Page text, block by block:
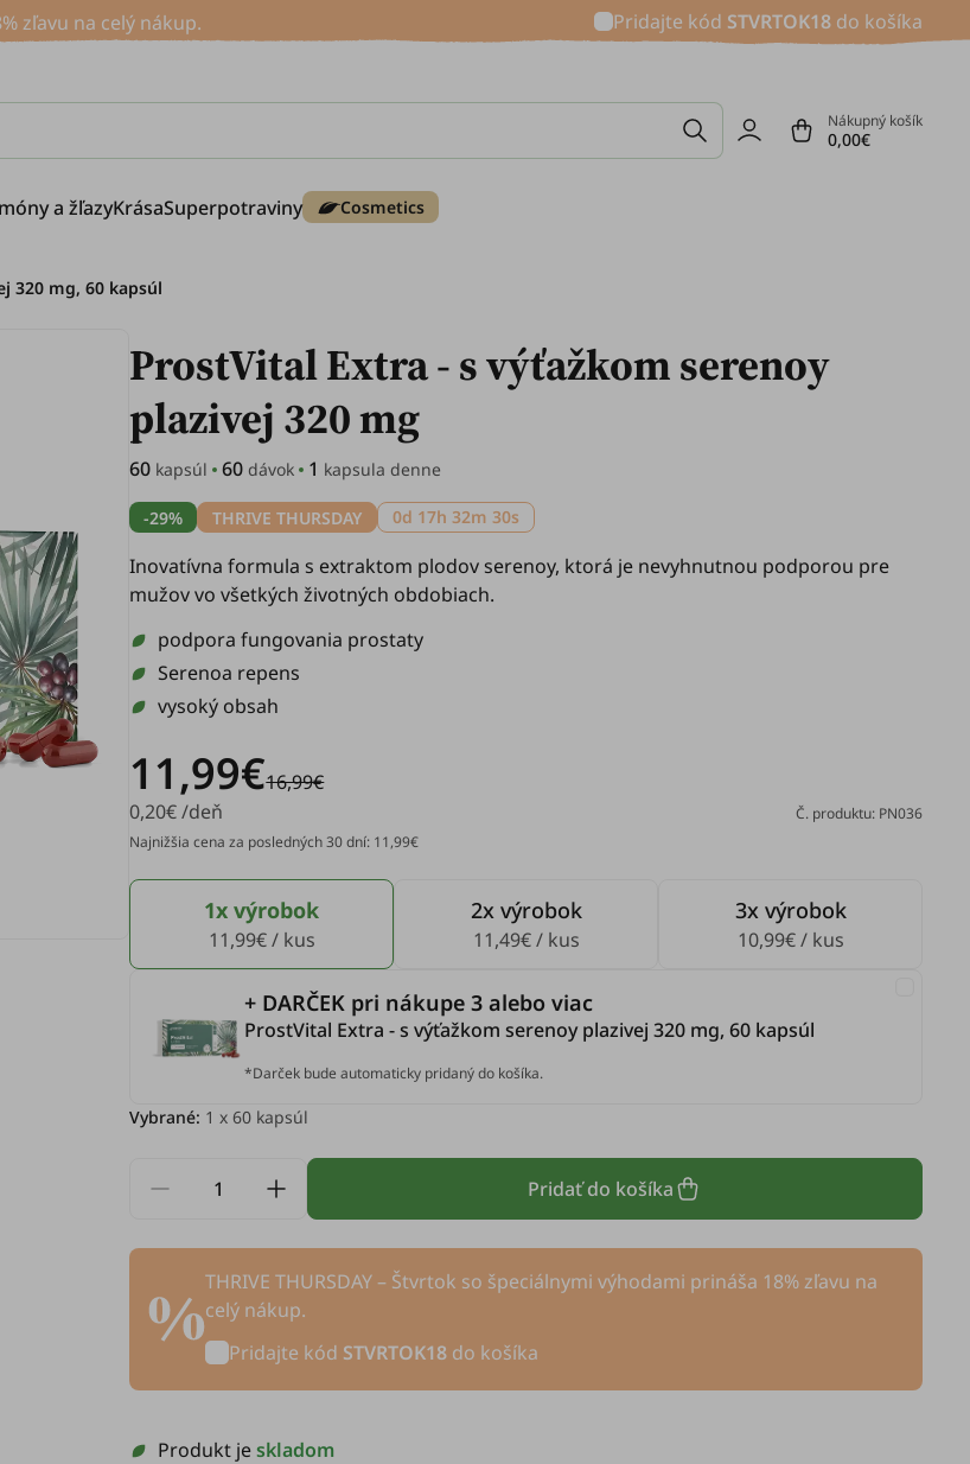
zľavu na celý nákup. Pridajte kód STVRTOK18 do košíka
Nákupný košík
0,00€
a žľazyKrásaSuperpotraviny Cosmetics
320 mg, 60 kapsúl
ProstVital Extra - s výťažkom serenoy
plazivej 320 mg
60 kapsúl 60 dávok 1 kapsula denne
-29% THRIVE THURSDAY 0d 17h 32m 29s
Inovatívna formula s extraktom plodov serenoy, ktorá je nevyhnutnou podporou pre
mužov vo všetkých životných obdobiach.
podpora fungovania prostaty
Serenoa repens
vysoký obsah
11,99€16,99€
0,20€ /deň
Č. produktu: PN036
Najnižšia cena za posledných 30 dní: 11,99€
1x výrobok
11,99€ / kus
2x výrobok
11,49€ / kus
3x výrobok
10,99€ / kus
+ DARČEK pri nákupe 3 alebo viac
ProstVital Extra - s výťažkom serenoy plazivej 320 mg, 60 kapsúl
*Darček bude automaticky pridaný do košíka.
Vybrané: 1 x 60 kapsúl
Pridať do košíka
THRIVE THURSDAY – Štvrtok so špeciálnymi výhodami prináša 18% zľavu na
celý nákup.
Pridajte kód STVRTOK18 do košíka
Produkt jeskladom